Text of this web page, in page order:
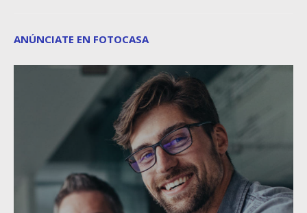
ANÚNCIATE EN FOTOCASA